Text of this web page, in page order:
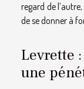
regard de
de se donner à
Levrette
une